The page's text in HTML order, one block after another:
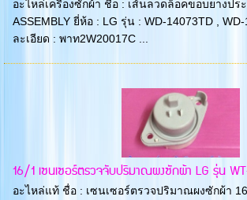
อะไหล่เครื่องซักผ้า ชื่อ : เส้นลวดล็อคขอบยางปร
ASSEMBLY ยี่ห้อ : LG รุ่น : WD-14073TD ,
ละเอียด : พาท2W20017C ...
16/1 เซนเซอร์ตรวจจับปริมาณผงซักผ้า LG รุ่น
อะไหล่แท้ ชื่อ : เซนเซอร์ตรวจปริมาณผงซักผ้า